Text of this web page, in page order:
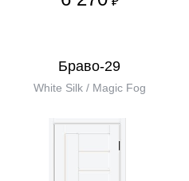
Браво-29
White Silk / Magic Fog